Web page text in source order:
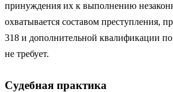
принуждения их к выполнению
охватывается составом преступления,
318 и дополнительной квалификации
не требует.
Судебная практика